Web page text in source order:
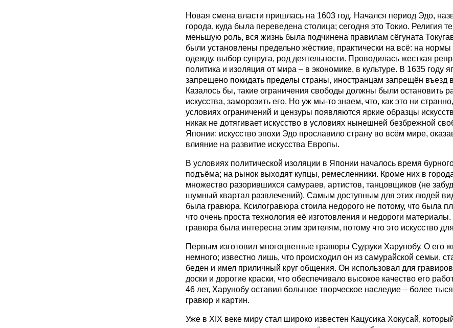
Новая смена власти пришлась на 1603 год. Начался период Эдо,
города, куда была переведена столица; сегодня это Токио. Религия
меньшую роль, вся жизнь была подчинена правилам сёгуната
были установлены предельно жёсткие, практически на всё: на
одежду, выбор супруга, род деятельности. Проводилась жесткая
политика и изоляция от мира – в экономике, в культуре. В 1635 году
запрещено покидать пределы страны, иностранцам запрещён въезд в
Казалось бы, такие ограничения свободы должны были остановить
искусства, заморозить его. Но уж мы-то знаем, что, как это ни
условиях ограничений и цензуры появляются яркие образцы
никак не дотягивает искусство в условиях нынешней безбрежной
Японии: искусство эпохи Эдо прославило страну во всём мире,
влияние на развитие искусства Европы.
В условиях политической изоляции в Японии началось время
подъёма; на рынок выходят купцы, ремесленники. Кроме них в
множество разорившихся самураев, артистов, танцовщиков (не
шумный квартал развлечений). Самым доступным для этих людей
была гравюра. Ксилогравюра стоила недорого не потому, что была
что очень проста технология её изготовления и недороги
гравюра была интересна этим зрителям, потому что это искусство
Первым изготовил многоцветные гравюры Судзуки Харунобу. О его
немного; известно лишь, что происходил он из самурайской семьи,
беден и имел приличный круг общения. Он использовал для
доски и дорогие краски, что обеспечивало высокое качество его
46 лет, Харунобу оставил большое творческое наследие – более
гравюр и картин.
Уже в XIX веке миру стал широко известен Кацусика Хокусай,